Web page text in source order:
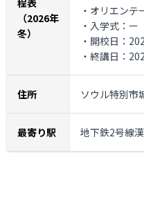
程表
（2026年
冬）
・オリエン
・入学式：ー
・開校日：
・終講日：
住所 ソウル特別市
最寄り駅 地下鉄2号線